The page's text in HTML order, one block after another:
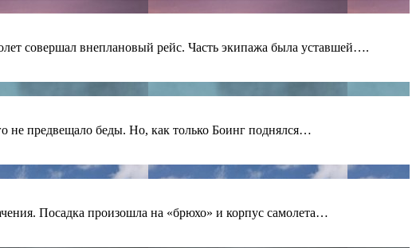
совершал внеплановый рейс. Часть экипажа была уставшей….
не предвещало беды. Но, как только Боинг поднялся…
Посадка произошла на «брюхо» и корпус самолета…